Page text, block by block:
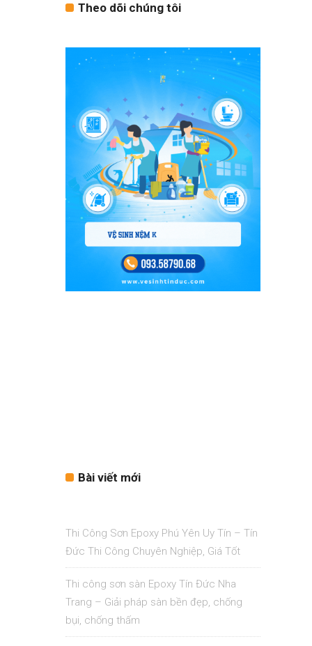
Theo dõi chúng tôi
Bài viết mới
Thi Công Sơn Epoxy Phú Yên Uy Tín – Tín
Đức Thi Công Chuyên Nghiệp, Giá Tốt
Thi công sơn sàn Epoxy Tín Đức Nha
Trang – Giải pháp sàn bền đẹp, chống
bụi, chống thấm